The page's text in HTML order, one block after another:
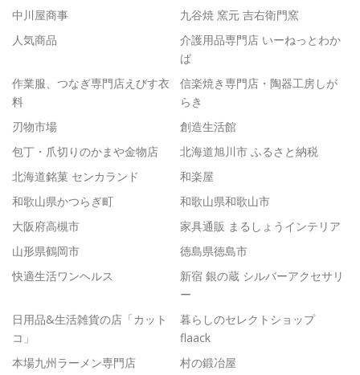
中川屋商事
九谷焼 窯元 吉右衛門窯
人気商品
介護用品専門店 いーねっとわか
ば
作業服、つなぎ専門店えびす衣
料
信楽焼き専門店・陶器工房しが
らき
刃物市場
創造生活館
包丁・爪切りのかまや金物店
北海道旭川市 ふるさと納税
北海道銘菓 センカランド
和楽屋
和歌山県かつらぎ町
和歌山県和歌山市
大阪府高槻市
家具通販 まるしょうインテリア
山形県鶴岡市
徳島県徳島市
快適生活ワンヘルス
新宿 銀の蔵 シルバーアクセサリ
ー
日用品&生活雑貨の店「カット
コ」
暮らしのセレクトショップ
flaack
本場九州ラーメン専門店
村の鍛冶屋